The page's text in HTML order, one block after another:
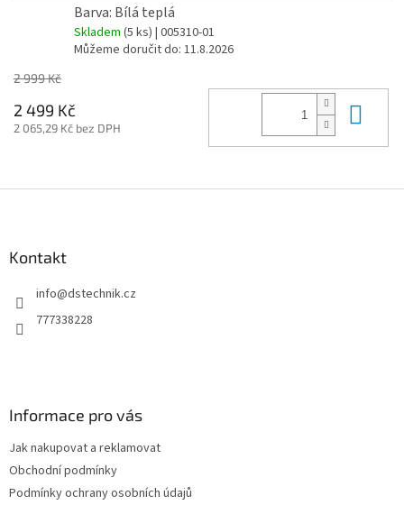
Barva: Bílá teplá
Skladem (5 ks) | 005310-01
Můžeme doručit do: 11.8.2026
2 999 Kč
2 499 Kč
2 065,29 Kč bez DPH
Kontakt
info@dstechnik.cz
777338228
Informace pro vás
Jak nakupovat a reklamovat
Obchodní podmínky
Podmínky ochrany osobních údajů